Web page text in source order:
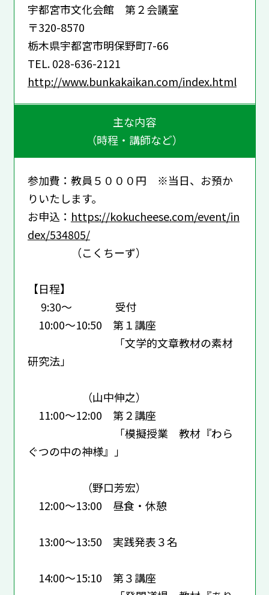
宇都宮市文化会館 第２会議室
〒320-8570
栃木県宇都宮市明保野町7-66
TEL. 028-636-2121
http://www.bunkakaikan.com/index.html
主な内容
（時程・講師など）
参加費：教員５０００円 ※当日、お預か
りいたします。
お申込： https://kokucheese.com/event/in
dex/534805/
（こくちーず）
【日程】
9:30～ 受付
10:00～10:50 第１講座
「文学的文章教材の素材
研究法」
（山中伸之）
11:00～12:00 第２講座
「模擬授業 教材『わら
ぐつの中の神様』」
（野口芳宏）
12:00～13:00 昼食・休憩
13:00～13:50 実践発表３名
14:00～15:10 第３講座